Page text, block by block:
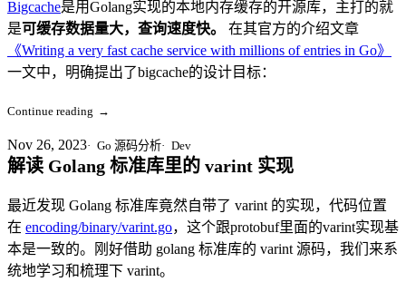
Bigcache是用Golang实现的本地内存缓存的开源库，主打的就
是可缓存数据量大，查询速度快。
在其官方的介绍文章
《Writing a very fast cache service with millions of entries in Go》
一文中，明确提出了bigcache的设计目标：
Continue reading →
Nov 26, 2023 Go 源码分析 Dev
解读 Golang 标准库里的 varint 实现
最近发现 Golang 标准库竟然自带了 varint 的实现，代码位置
在 encoding/binary/varint.go，这个跟protobuf里面的varint实现基
本是一致的。刚好借助 golang 标准库的 varint 源码，我们来系
统地学习和梳理下 varint。